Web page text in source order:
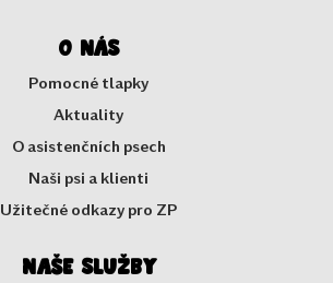
O nás
Pomocné tlapky
Aktuality
O asistenčních psech
Naši psi a klienti
Užitečné odkazy pro ZP
Naše služby